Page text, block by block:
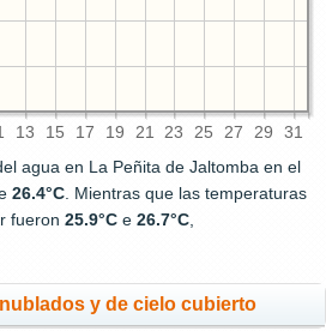
13 15 17 19 21 23 25 27 29 31
agua en La Peñita de Jaltomba en el
26.4°C . Mientras que las temperaturas
fueron 25.9°C e 26.7°C
y de cielo cubierto